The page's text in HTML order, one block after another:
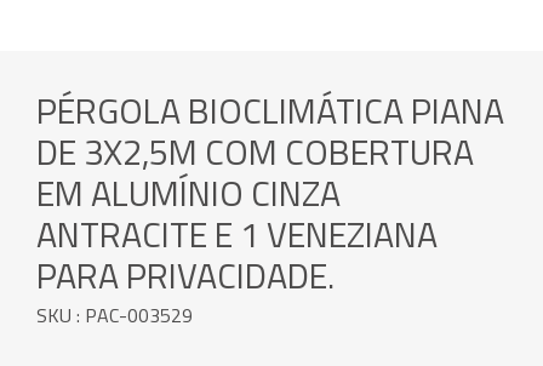
PÉRGOLA BIOCLIMÁTICA PIANA
DE 3X2,5M COM COBERTURA
EM ALUMÍNIO CINZA
ANTRACITE E 1 VENEZIANA
PARA PRIVACIDADE.
SKU : PAC-003529